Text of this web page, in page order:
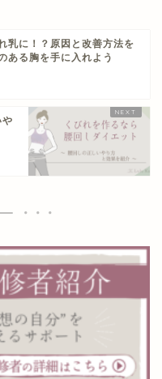
乳に！？原因と改善方法を
ある胸を手に入れよう